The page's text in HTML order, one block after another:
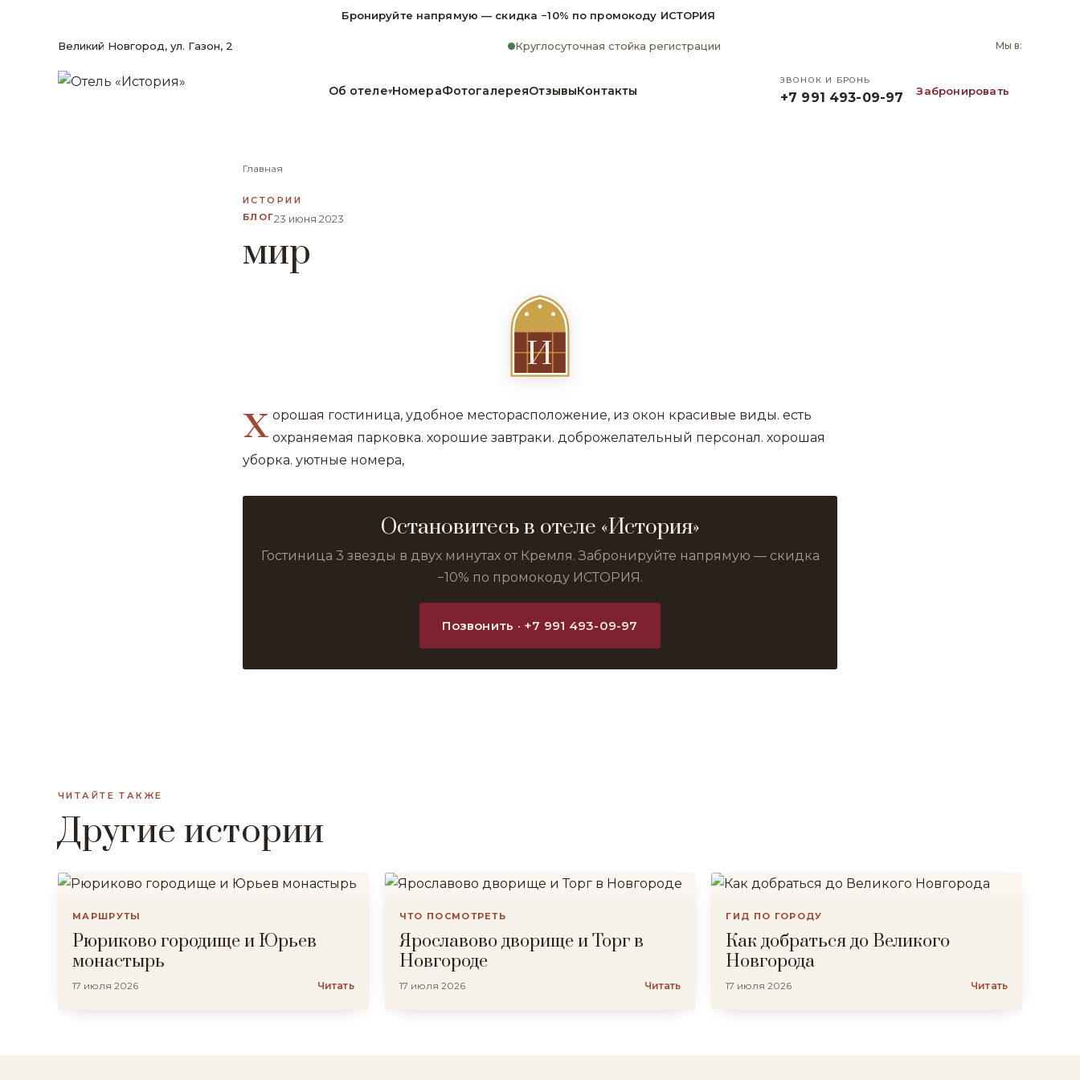
Бронируйте напрямую — скидка −10% по промокоду ИСТОРИЯ
Великий Новгород, ул. Газон, 2 Круглосуточная стойка регистрации Мы в:
Об отеле▾НомераФотогалереяОтзывыКонтакты
ЗВОНОК И БРОНЬ
+7 991 493-09-97 Забронировать
Главная
ИСТОРИИ
БЛОГ23 июня 2023
мир
И
х орошая гостиница, удобное месторасположение, из окон красивые виды. есть
охраняемая парковка. хорошие завтраки. доброжелательный персонал. хорошая
уборка. уютные номера,
Остановитесь в отеле «История»
Гостиница 3 звезды в двух минутах от Кремля. Забронируйте напрямую — скидка
−10% по промокоду ИСТОРИЯ.
Позвонить · +7 991 493-09-97
ЧИТАЙТЕ ТАКЖЕ
Другие истории
МАРШРУТЫ
Рюриково городище и Юрьев
монастырь
17 июля 2026 Читать
ЧТО ПОСМОТРЕТЬ
Ярославово дворище и Торг в
Новгороде
17 июля 2026 Читать
ГИД ПО ГОРОДУ
Как добраться до Великого
Новгорода
17 июля 2026 Читать